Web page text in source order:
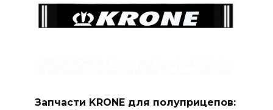
Запчасти KRONE для полуприцепов: